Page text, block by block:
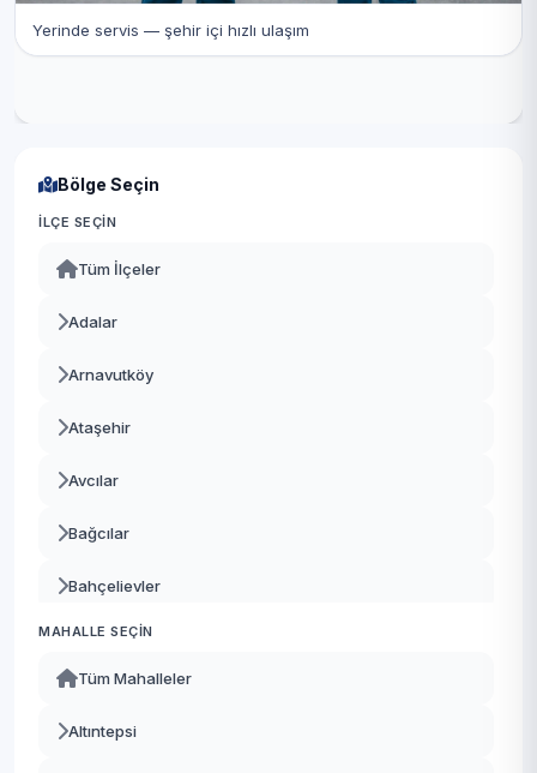
Yerinde servis — şehir içi hızlı ulaşım
Bölge Seçin
İLÇE SEÇIN
Tüm İlçeler
Adalar
Arnavutköy
Ataşehir
Avcılar
Bağcılar
Bahçelievler
Bakırköy
Başakşehir
Bayrampaşa
MAHALLE SEÇIN
Tüm Mahalleler
Altıntepsi